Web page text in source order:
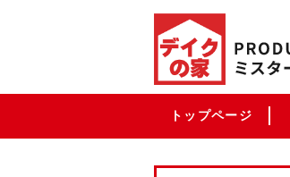
トップページ